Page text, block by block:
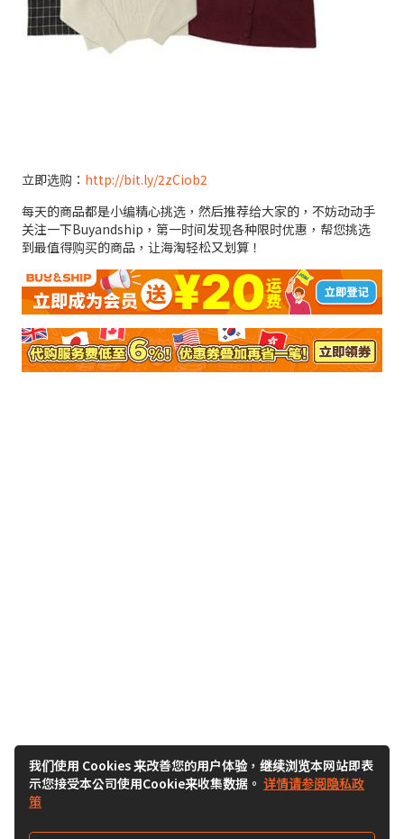
立即选购： http://bit.ly/2zCiob2
每天的商品都是小编精心挑选，然后推荐给大家的，不妨动动手
关注一下Buyandship，第一时间发现各种限时优惠，帮您挑选
到最值得购买的商品，让海淘轻松又划算！
我们使用 Cookies 来改善您的用户体验，继续浏览本网站即表
示您接受本公司使用Cookie来收集数据。 详情请参阅隐私政
策